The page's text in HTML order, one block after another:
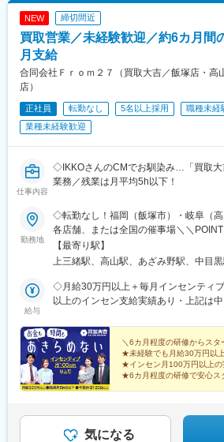
駅、大山駅(東京都)、モレラ岐阜駅、千
県)、伏屋駅、吉塚駅、伊予三島駅、友
守谷駅、ゆめみ野駅、北春日部駅、上
駅、内宿駅、柏の葉キャンパス駅、岩瀬
武動物公園駅、上板橋駅、本厚木駅、
田駅(神奈川県)、向ケ丘遊園駅、北山
里駅、栗橋駅、樅山駅、湯河原駅、松
駅、楡木駅、原木中山駅、東林間駅、東
竹向原駅、鶴間駅、西大島駅、新浦安駅
駅、新守谷駅、流山おおたかの森駅、
駅、瀬谷駅、北茅ケ崎駅、千葉ニュータ
西立川駅、北八王子駅、三鷹駅、曳舟
崎台駅、並木北駅、古淵駅、矢板駅、
辺駅、中野坂上駅、広電廿日市駅、安
港駅(大阪モノレール)、狛江駅、芳賀台
保原駅、肥後橋駅、下板橋駅、登戸駅、
南林間駅、志村坂上駅、駅東公園前駅
川駅、逗子・葉山駅、宮前平駅、並木
山陽女学園前駅、球場前駅(高知県)、大
NEW 締切間近
買取営業／未経験歓迎／約6カ月間
月支給
合同会社Ｆｒｏｍ２７（買取大吉／飯塚店・高
店）
正社員 転勤なし 5名以上採用
職種未経
業種未経験歓迎
仕事内容
◇IKKOさんのCMでお馴染み…「買取大
業務／残業は月平均5h以下！
勤務地
◇転勤なし！福岡（飯塚市）・岐阜（
各店舗、または全国の催事場＼＼
★U・Iターン歓迎★飯塚・高山はオー
塚店、高山店はマイカー通勤OK★催事
福岡県飯塚市有安429-1・新飯塚駅よ
駅前店・岐阜県高山市昭和町1-320 佐
野1-3-3 第2金子ハイツ1F・あざみ野駅
目黒駅前店東京都目黒区上目黒1-17-8
徒歩3分（2）催事 ※直行直帰OK■勤務
中心に、各地のスーパーマーケットや商
のイベントブースでのお仕事です。
【最寄り駅】
上三緒駅、高山駅、あざみ野駅、中目
給与
◇月給30万円以上＋毎月インセンティ
以上のインセン支給実績あり・上記は
毎月インセンティブ＋各種手当になり
考慮の上で決定します。＼豊かな経験
給35万円以上＋毎月インセンティブ＋
力を考慮の上で決定します。【年収例
目／インセンティブ月50万円以上年収
＼6カ月程度の研修からスタ
★未経験でも月給30万円以
★インセン月100万円以上の
★6カ月程度の研修で安心ス
気になる